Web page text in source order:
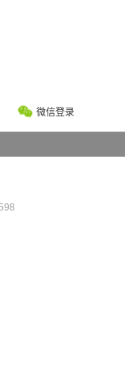
微信登录